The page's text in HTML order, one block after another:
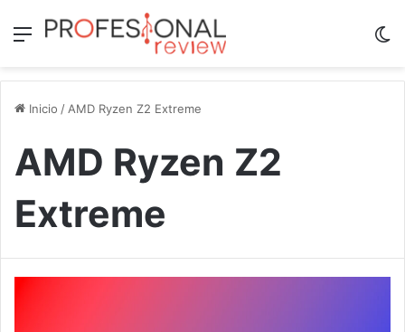
Menú
Inicio /AMD Ryzen Z2 Extreme
AMD Ryzen Z2
Extreme